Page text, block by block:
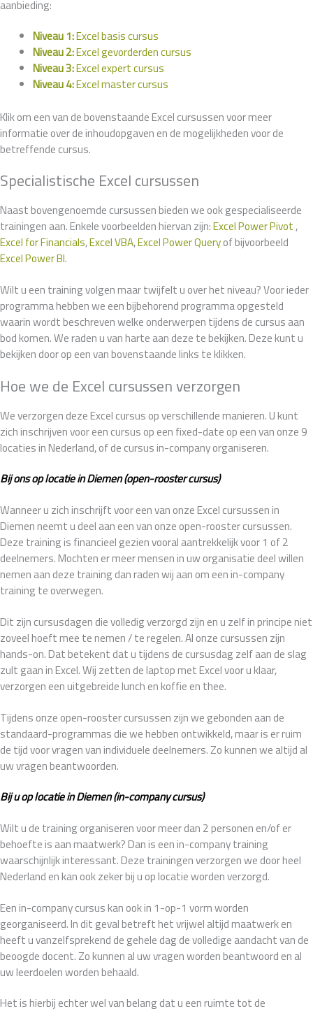
aanbieding:
Niveau 1:Excel basis cursus
Niveau 2:Excel gevorderden cursus
Niveau 3:Excel expert cursus
Niveau 4:Excel master cursus
Klik om een van de bovenstaande Excel cursussen voor meer
informatie over de inhoudopgaven en de mogelijkheden voor de
betreffende cursus.
Specialistische Excel cursussen
Naast bovengenoemde cursussen bieden we ook gespecialiseerde
trainingen aan. Enkele voorbeelden hiervan zijn:Excel Power Pivot,
Excel for Financials,Excel VBA,Excel Power Queryof bijvoorbeeld
Excel Power BI.
Wilt u een training volgen maar twijfelt u over het niveau? Voor ieder
programma hebben we een bijbehorend programma opgesteld
waarin wordt beschreven welke onderwerpen tijdens de cursus aan
bod komen. We raden u van harte aan deze te bekijken. Deze kunt u
bekijken door op een van bovenstaande links te klikken.
Hoe we de Excel cursussen verzorgen
We verzorgen deze Excel cursus op verschillende manieren. U kunt
zich inschrijven voor een cursus op een fixed-date op een van onze 9
locaties in Nederland, of de cursus in-company organiseren.
Bij ons op locatie in Diemen (open-rooster cursus)
Wanneer u zich inschrijft voor een van onze Excel cursussen in
Diemen neemt u deel aan een van onze open-rooster cursussen.
Deze training is financieel gezien vooral aantrekkelijk voor 1 of 2
deelnemers. Mochten er meer mensen in uw organisatie deel willen
nemen aan deze training dan raden wij aan om een in-company
training te overwegen.
Dit zijn cursusdagen die volledig verzorgd zijn en u zelf in principe niet
zoveel hoeft mee te nemen / te regelen. Al onze cursussen zijn
hands-on. Dat betekent dat u tijdens de cursusdag zelf aan de slag
zult gaan in Excel. Wij zetten de laptop met Excel voor u klaar,
verzorgen een uitgebreide lunch en koffie en thee.
Tijdens onze open-rooster cursussen zijn we gebonden aan de
standaard-programmas die we hebben ontwikkeld, maar is er ruim
de tijd voor vragen van individuele deelnemers. Zo kunnen we altijd al
uw vragen beantwoorden.
Bij u op locatie in Diemen (in-company cursus)
Wilt u de training organiseren voor meer dan 2 personen en/of er
behoefte is aan maatwerk? Dan is een in-company training
waarschijnlijk interessant. Deze trainingen verzorgen we door heel
Nederland en kan ook zeker bij u op locatie worden verzorgd.
Een in-company cursus kan ook in 1-op-1 vorm worden
georganiseerd. In dit geval betreft het vrijwel altijd maatwerk en
heeft u vanzelfsprekend de gehele dag de volledige aandacht van de
beoogde docent. Zo kunnen al uw vragen worden beantwoord en al
uw leerdoelen worden behaald.
Het is hierbij echter wel van belang dat u een ruimte tot de